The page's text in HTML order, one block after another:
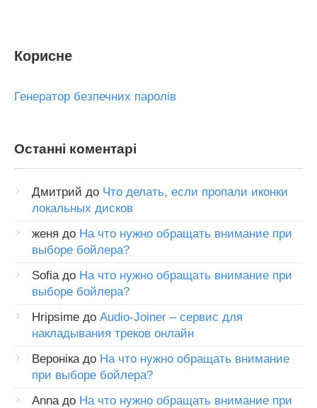
Корисне
Генератор безпечних паролів
Останні коментарі
Дмитрий до Что делать, если пропали иконки
локальных дисков
женя до На что нужно обращать внимание при
выборе бойлера?
Sofiaдо На что нужно обращать внимание при
выборе бойлера?
Hripsime до Audio-Joiner – сервис для
накладывания треков онлайн
Веронікадо На что нужно обращать внимание
при выборе бойлера?
Annaдо На что нужно обращать внимание при